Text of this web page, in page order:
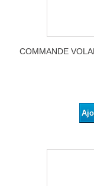
COMMANDE